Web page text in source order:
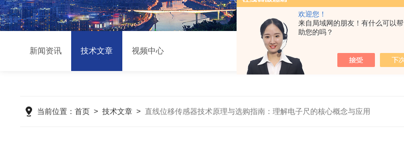
欢迎您！
来自局域网的朋友！有什么可以帮
助您的吗？
新闻资讯 技术文章 视频中心
当前位置：首页 >技术文章 >直线位移传感器技术原理与选购指南：理解电子尺的核心概念与应用